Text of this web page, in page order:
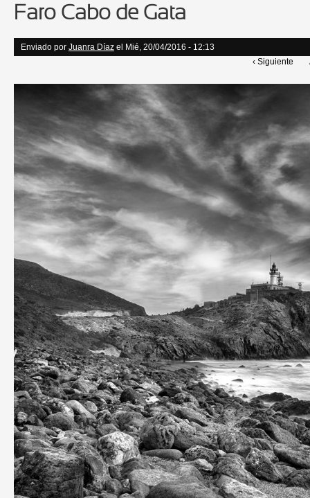
Faro Cabo de Gata
Enviado por Juanra Díaz el Mié, 20/04/2016 - 12:13
‹ Siguiente